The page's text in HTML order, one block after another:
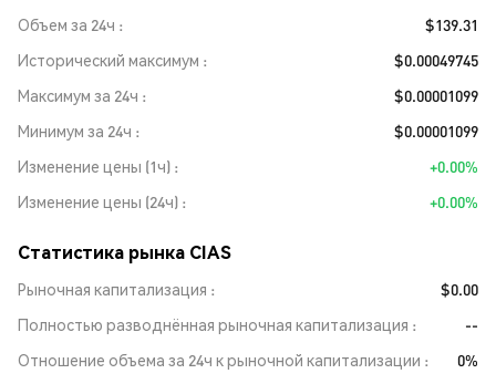
Объем за 24ч
$139.31
Исторический максимум
$0.00049745
Максимум за 24ч
$0.00001099
Минимум за 24ч
$0.00001099
Изменение цены (1ч)
+0.00%
Изменение цены (24ч)
+0.00%
Статистика рынка CIAS
Рыночная капитализация
$0.00
Полностью разводнённая рыночная капитализация
--
Отношение объема за 24ч к рыночной капитализации
0%